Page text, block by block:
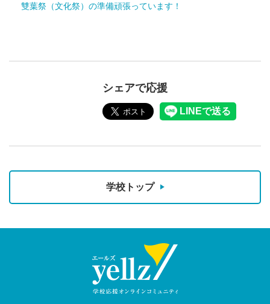
雙葉祭（文化祭）の準備頑張っています！
シェアで応援
学校トップ